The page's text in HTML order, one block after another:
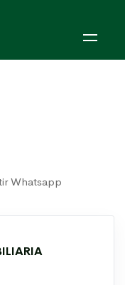
Whatsapp